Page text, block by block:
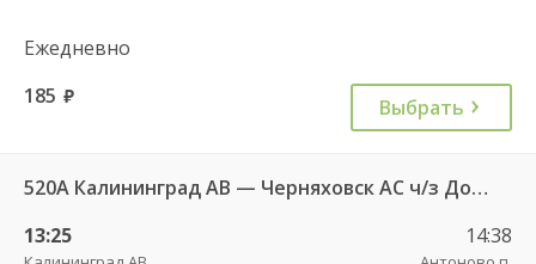
Ежедневно
185 руб. Выбрать
520А Калининград АВ — Черняховск АС ч/з Домново п., Правдинск КДП
13:25
14:38